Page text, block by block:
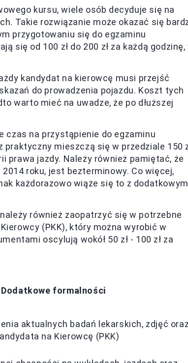
kursu, wiele osób decyduje się na
Takie rozwiązanie może okazać się
przygotowaniu się do egzaminu
się od 100 zł do 200 zł za każdą godzinę,
kandydat na kierowcę musi przejść
do prowadzenia pojazdu. Koszt tych
warto mieć na uwadze, że po dłuższej
czas na przystąpienie do egzaminu
mieszczą się w przedziale 150
prawa jazdy. Należy również pamiętać, że
roku, jest bezterminowy. Co więcej,
każdorazowo wiąże się to z
również zaopatrzyć się w potrzebne
(PKK), który można wyrobić w
oscylują wokół 50 zł - 100 zł za
Dodatkowe formalności
aktualnych badań lekarskich, zdjęć
na Kierowcę (PKK)